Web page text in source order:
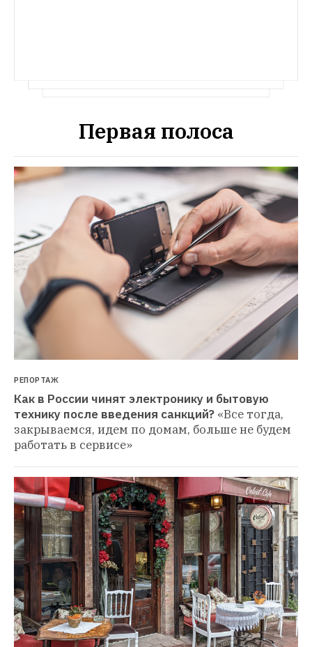
Первая полоса
РЕПОРТАЖ
Как в России чинят электронику и бытовую
технику после введения санкций? «Все тогда,
закрываемся, идем по домам, больше не будем
работать в сервисе»